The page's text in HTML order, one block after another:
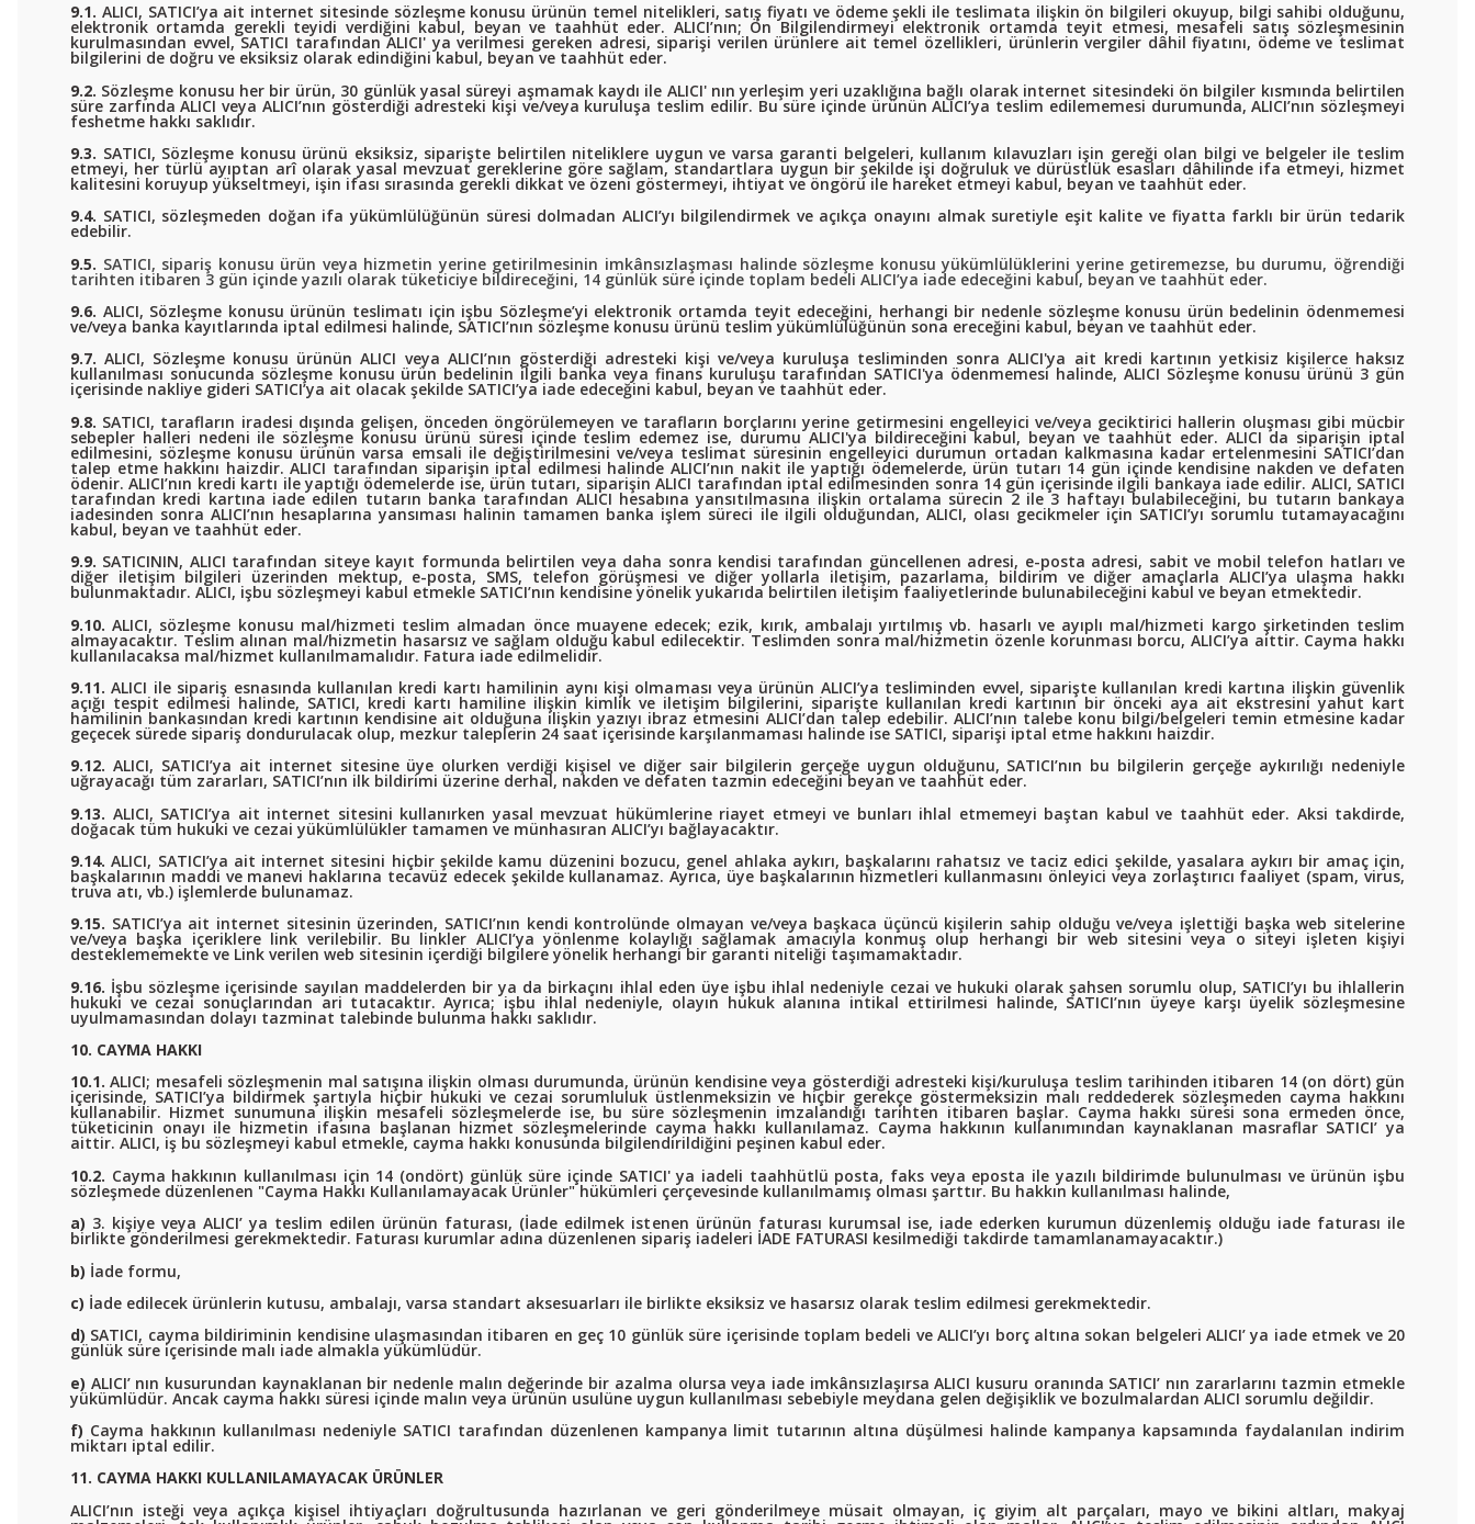
9.1. ALICI, SATICI’ya ait internet sitesinde sözleşme konusu ürünün temel nitelikleri, satış fiyatı ve ödeme şekli ile teslimata ilişkin ön bilgileri okuyup, bilgi sahibi olduğunu,
elektronik ortamda gerekli teyidi verdiğini kabul, beyan ve taahhüt eder. ALICI’nın; Ön Bilgilendirmeyi elektronik ortamda teyit etmesi, mesafeli satış sözleşmesinin
kurulmasından evvel, SATICI tarafından ALICI' ya verilmesi gereken adresi, siparişi verilen ürünlere ait temel özellikleri, ürünlerin vergiler dâhil fiyatını, ödeme ve teslimat
bilgilerini de doğru ve eksiksiz olarak edindiğini kabul, beyan ve taahhüt eder.
9.2. Sözleşme konusu her bir ürün, 30 günlük yasal süreyi aşmamak kaydı ile ALICI' nın yerleşim yeri uzaklığına bağlı olarak internet sitesindeki ön bilgiler kısmında belirtilen
süre zarfında ALICI veya ALICI’nın gösterdiği adresteki kişi ve/veya kuruluşa teslim edilir. Bu süre içinde ürünün ALICI’ya teslim edilememesi durumunda, ALICI’nın sözleşmeyi
feshetme hakkı saklıdır.
9.3. SATICI, Sözleşme konusu ürünü eksiksiz, siparişte belirtilen niteliklere uygun ve varsa garanti belgeleri, kullanım kılavuzları işin gereği olan bilgi ve belgeler ile teslim
etmeyi, her türlü ayıptan arî olarak yasal mevzuat gereklerine göre sağlam, standartlara uygun bir şekilde işi doğruluk ve dürüstlük esasları dâhilinde ifa etmeyi, hizmet
kalitesini koruyup yükseltmeyi, işin ifası sırasında gerekli dikkat ve özeni göstermeyi, ihtiyat ve öngörü ile hareket etmeyi kabul, beyan ve taahhüt eder.
9.4. SATICI, sözleşmeden doğan ifa yükümlülüğünün süresi dolmadan ALICI’yı bilgilendirmek ve açıkça onayını almak suretiyle eşit kalite ve fiyatta farklı bir ürün tedarik
edebilir.
9.5. SATICI, sipariş konusu ürün veya hizmetin yerine getirilmesinin imkânsızlaşması halinde sözleşme konusu yükümlülüklerini yerine getiremezse, bu durumu, öğrendiği
tarihten itibaren 3 gün içinde yazılı olarak tüketiciye bildireceğini, 14 günlük süre içinde toplam bedeli ALICI’ya iade edeceğini kabul, beyan ve taahhüt eder.
9.6. ALICI, Sözleşme konusu ürünün teslimatı için işbu Sözleşme’yi elektronik ortamda teyit edeceğini, herhangi bir nedenle sözleşme konusu ürün bedelinin ödenmemesi
ve/veya banka kayıtlarında iptal edilmesi halinde, SATICI’nın sözleşme konusu ürünü teslim yükümlülüğünün sona ereceğini kabul, beyan ve taahhüt eder.
9.7. ALICI, Sözleşme konusu ürünün ALICI veya ALICI’nın gösterdiği adresteki kişi ve/veya kuruluşa tesliminden sonra ALICI'ya ait kredi kartının yetkisiz kişilerce haksız
kullanılması sonucunda sözleşme konusu ürün bedelinin ilgili banka veya finans kuruluşu tarafından SATICI'ya ödenmemesi halinde, ALICI Sözleşme konusu ürünü 3 gün
içerisinde nakliye gideri SATICI’ya ait olacak şekilde SATICI’ya iade edeceğini kabul, beyan ve taahhüt eder.
9.8. SATICI, tarafların iradesi dışında gelişen, önceden öngörülemeyen ve tarafların borçlarını yerine getirmesini engelleyici ve/veya geciktirici hallerin oluşması gibi mücbir
sebepler halleri nedeni ile sözleşme konusu ürünü süresi içinde teslim edemez ise, durumu ALICI'ya bildireceğini kabul, beyan ve taahhüt eder. ALICI da siparişin iptal
edilmesini, sözleşme konusu ürünün varsa emsali ile değiştirilmesini ve/veya teslimat süresinin engelleyici durumun ortadan kalkmasına kadar ertelenmesini SATICI’dan
talep etme hakkını haizdir. ALICI tarafından siparişin iptal edilmesi halinde ALICI’nın nakit ile yaptığı ödemelerde, ürün tutarı 14 gün içinde kendisine nakden ve defaten
ödenir. ALICI’nın kredi kartı ile yaptığı ödemelerde ise, ürün tutarı, siparişin ALICI tarafından iptal edilmesinden sonra 14 gün içerisinde ilgili bankaya iade edilir. ALICI, SATICI
tarafından kredi kartına iade edilen tutarın banka tarafından ALICI hesabına yansıtılmasına ilişkin ortalama sürecin 2 ile 3 haftayı bulabileceğini, bu tutarın bankaya
iadesinden sonra ALICI’nın hesaplarına yansıması halinin tamamen banka işlem süreci ile ilgili olduğundan, ALICI, olası gecikmeler için SATICI’yı sorumlu tutamayacağını
kabul, beyan ve taahhüt eder.
9.9. SATICININ, ALICI tarafından siteye kayıt formunda belirtilen veya daha sonra kendisi tarafından güncellenen adresi, e-posta adresi, sabit ve mobil telefon hatları ve
diğer iletişim bilgileri üzerinden mektup, e-posta, SMS, telefon görüşmesi ve diğer yollarla iletişim, pazarlama, bildirim ve diğer amaçlarla ALICI’ya ulaşma hakkı
bulunmaktadır. ALICI, işbu sözleşmeyi kabul etmekle SATICI’nın kendisine yönelik yukarıda belirtilen iletişim faaliyetlerinde bulunabileceğini kabul ve beyan etmektedir.
9.10. ALICI, sözleşme konusu mal/hizmeti teslim almadan önce muayene edecek; ezik, kırık, ambalajı yırtılmış vb. hasarlı ve ayıplı mal/hizmeti kargo şirketinden teslim
almayacaktır. Teslim alınan mal/hizmetin hasarsız ve sağlam olduğu kabul edilecektir. Teslimden sonra mal/hizmetin özenle korunması borcu, ALICI’ya aittir. Cayma hakkı
kullanılacaksa mal/hizmet kullanılmamalıdır. Fatura iade edilmelidir.
9.11. ALICI ile sipariş esnasında kullanılan kredi kartı hamilinin aynı kişi olmaması veya ürünün ALICI’ya tesliminden evvel, siparişte kullanılan kredi kartına ilişkin güvenlik
açığı tespit edilmesi halinde, SATICI, kredi kartı hamiline ilişkin kimlik ve iletişim bilgilerini, siparişte kullanılan kredi kartının bir önceki aya ait ekstresini yahut kart
hamilinin bankasından kredi kartının kendisine ait olduğuna ilişkin yazıyı ibraz etmesini ALICI’dan talep edebilir. ALICI’nın talebe konu bilgi/belgeleri temin etmesine kadar
geçecek sürede sipariş dondurulacak olup, mezkur taleplerin 24 saat içerisinde karşılanmaması halinde ise SATICI, siparişi iptal etme hakkını haizdir.
9.12. ALICI, SATICI’ya ait internet sitesine üye olurken verdiği kişisel ve diğer sair bilgilerin gerçeğe uygun olduğunu, SATICI’nın bu bilgilerin gerçeğe aykırılığı nedeniyle
uğrayacağı tüm zararları, SATICI’nın ilk bildirimi üzerine derhal, nakden ve defaten tazmin edeceğini beyan ve taahhüt eder.
9.13. ALICI, SATICI’ya ait internet sitesini kullanırken yasal mevzuat hükümlerine riayet etmeyi ve bunları ihlal etmemeyi baştan kabul ve taahhüt eder. Aksi takdirde,
doğacak tüm hukuki ve cezai yükümlülükler tamamen ve münhasıran ALICI’yı bağlayacaktır.
9.14. ALICI, SATICI’ya ait internet sitesini hiçbir şekilde kamu düzenini bozucu, genel ahlaka aykırı, başkalarını rahatsız ve taciz edici şekilde, yasalara aykırı bir amaç için,
başkalarının maddi ve manevi haklarına tecavüz edecek şekilde kullanamaz. Ayrıca, üye başkalarının hizmetleri kullanmasını önleyici veya zorlaştırıcı faaliyet (spam, virus,
truva atı, vb.) işlemlerde bulunamaz.
9.15. SATICI’ya ait internet sitesinin üzerinden, SATICI’nın kendi kontrolünde olmayan ve/veya başkaca üçüncü kişilerin sahip olduğu ve/veya işlettiği başka web sitelerine
ve/veya başka içeriklere link verilebilir. Bu linkler ALICI’ya yönlenme kolaylığı sağlamak amacıyla konmuş olup herhangi bir web sitesini veya o siteyi işleten kişiyi
desteklememekte ve Link verilen web sitesinin içerdiği bilgilere yönelik herhangi bir garanti niteliği taşımamaktadır.
9.16. İşbu sözleşme içerisinde sayılan maddelerden bir ya da birkaçını ihlal eden üye işbu ihlal nedeniyle cezai ve hukuki olarak şahsen sorumlu olup, SATICI’yı bu ihlallerin
hukuki ve cezai sonuçlarından ari tutacaktır. Ayrıca; işbu ihlal nedeniyle, olayın hukuk alanına intikal ettirilmesi halinde, SATICI’nın üyeye karşı üyelik sözleşmesine
uyulmamasından dolayı tazminat talebinde bulunma hakkı saklıdır.
10. CAYMA HAKKI
10.1. ALICI; mesafeli sözleşmenin mal satışına ilişkin olması durumunda, ürünün kendisine veya gösterdiği adresteki kişi/kuruluşa teslim tarihinden itibaren 14 (on dört) gün
içerisinde, SATICI’ya bildirmek şartıyla hiçbir hukuki ve cezai sorumluluk üstlenmeksizin ve hiçbir gerekçe göstermeksizin malı reddederek sözleşmeden cayma hakkını
kullanabilir. Hizmet sunumuna ilişkin mesafeli sözleşmelerde ise, bu süre sözleşmenin imzalandığı tarihten itibaren başlar. Cayma hakkı süresi sona ermeden önce,
tüketicinin onayı ile hizmetin ifasına başlanan hizmet sözleşmelerinde cayma hakkı kullanılamaz. Cayma hakkının kullanımından kaynaklanan masraflar SATICI’ ya
aittir. ALICI, iş bu sözleşmeyi kabul etmekle, cayma hakkı konusunda bilgilendirildiğini peşinen kabul eder.
10.2. Cayma hakkının kullanılması için 14 (ondört) günlük süre içinde SATICI' ya iadeli taahhütlü posta, faks veya eposta ile yazılı bildirimde bulunulması ve ürünün işbu
sözleşmede düzenlenen "Cayma Hakkı Kullanılamayacak Ürünler" hükümleri çerçevesinde kullanılmamış olması şarttır. Bu hakkın kullanılması halinde,
a) 3. kişiye veya ALICI’ ya teslim edilen ürünün faturası, (İade edilmek istenen ürünün faturası kurumsal ise, iade ederken kurumun düzenlemiş olduğu iade faturası ile
birlikte gönderilmesi gerekmektedir. Faturası kurumlar adına düzenlenen sipariş iadeleri İADE FATURASI kesilmediği takdirde tamamlanamayacaktır.)
b) İade formu,
c) İade edilecek ürünlerin kutusu, ambalajı, varsa standart aksesuarları ile birlikte eksiksiz ve hasarsız olarak teslim edilmesi gerekmektedir.
d) SATICI, cayma bildiriminin kendisine ulaşmasından itibaren en geç 10 günlük süre içerisinde toplam bedeli ve ALICI’yı borç altına sokan belgeleri ALICI’ ya iade etmek ve 20
günlük süre içerisinde malı iade almakla yükümlüdür.
e) ALICI’ nın kusurundan kaynaklanan bir nedenle malın değerinde bir azalma olursa veya iade imkânsızlaşırsa ALICI kusuru oranında SATICI’ nın zararlarını tazmin etmekle
yükümlüdür. Ancak cayma hakkı süresi içinde malın veya ürünün usulüne uygun kullanılması sebebiyle meydana gelen değişiklik ve bozulmalardan ALICI sorumlu değildir.
f) Cayma hakkının kullanılması nedeniyle SATICI tarafından düzenlenen kampanya limit tutarının altına düşülmesi halinde kampanya kapsamında faydalanılan indirim
miktarı iptal edilir.
11. CAYMA HAKKI KULLANILAMAYACAK ÜRÜNLER
ALICI’nın isteği veya açıkça kişisel ihtiyaçları doğrultusunda hazırlanan ve geri gönderilmeye müsait olmayan, iç giyim alt parçaları, mayo ve bikini altları, makyaj